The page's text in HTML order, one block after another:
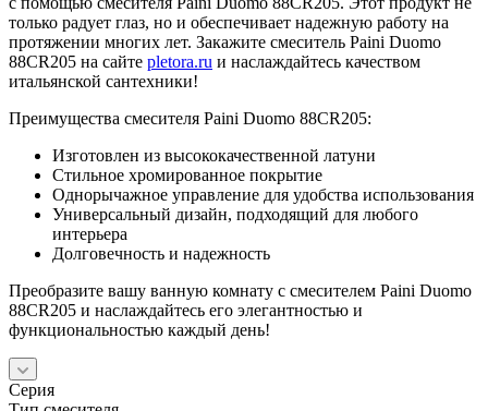
только радует глаз, но и обеспечивает надежную работу на
протяжении многих лет. Закажите смеситель Paini Duomo
88CR205 на сайте pletora.ru и наслаждайтесь качеством
итальянской сантехники!
Преимущества смесителя Paini Duomo 88CR205:
Изготовлен из высококачественной латуни
Стильное хромированное покрытие
Однорычажное управление для удобства использования
Универсальный дизайн, подходящий для любого
интерьера
Долговечность и надежность
Преобразите вашу ванную комнату с смесителем Paini Duomo
88CR205 и наслаждайтесь его элегантностью и
функциональностью каждый день!
Серия